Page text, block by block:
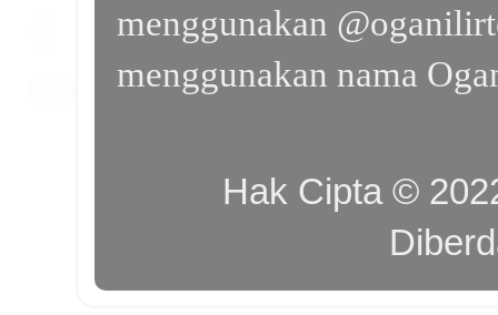
menggunakan
menggunakan nama
Hak Cipta ©